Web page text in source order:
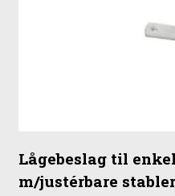
Lågebeslag til
m/justérbare stabler